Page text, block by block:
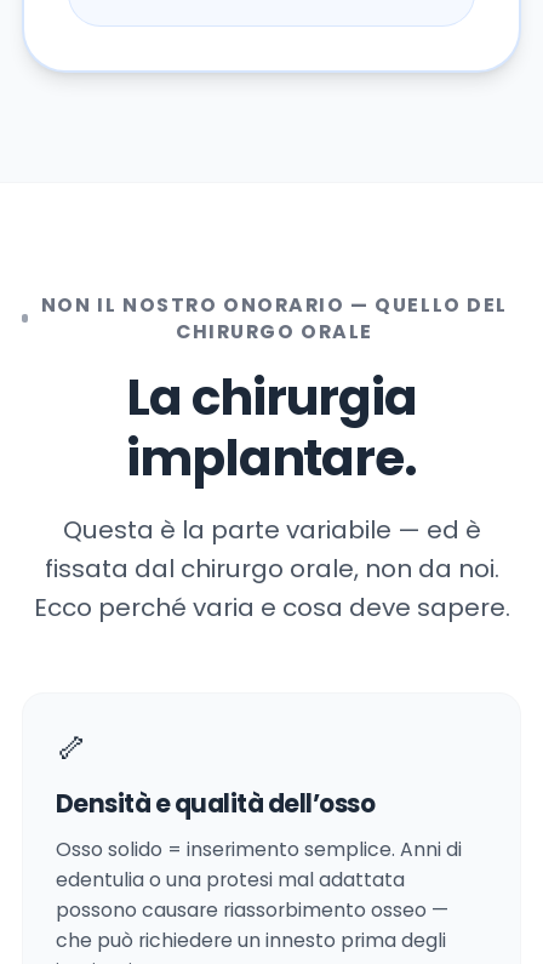
NON IL NOSTRO ONORARIO — QUELLO DEL
CHIRURGO ORALE
La chirurgia
implantare.
Questa è la parte variabile — ed è
fissata dal chirurgo orale, non da noi.
Ecco perché varia e cosa deve sapere.
🦴
Densità e qualità dell’osso
Osso solido = inserimento semplice. Anni di
edentulia o una protesi mal adattata
possono causare riassorbimento osseo —
che può richiedere un innesto prima degli